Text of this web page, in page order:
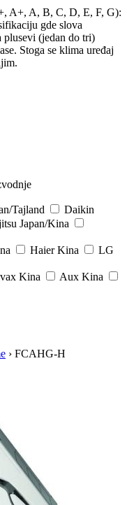
A+, A, B, C, D, E, F, G):
gde slova
plusevi (jedan do tri)
Stoga se klima uređaj
Tajland
Daikin
Japan/Kina
Haier Kina
LG
Kina Aux Kina
› FCAHG-H